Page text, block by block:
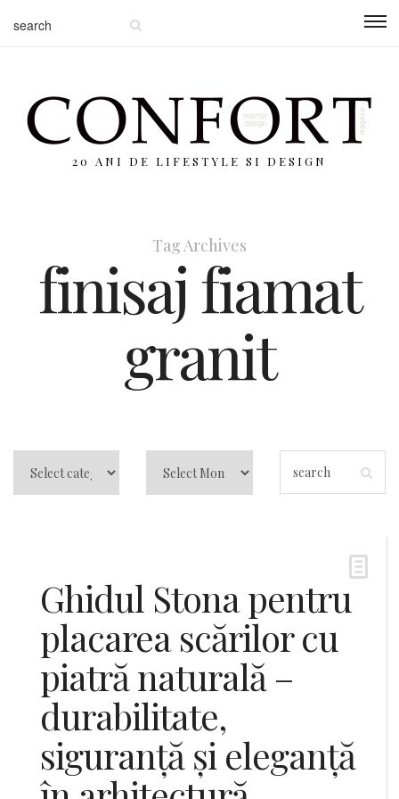
20 ANI DE LIFESTYLE SI DESIGN
Tag Archives
finisaj fiamat
granit
Ghidul Stona pentru
placarea scărilor cu
piatră naturală –
durabilitate,
siguranță și eleganță